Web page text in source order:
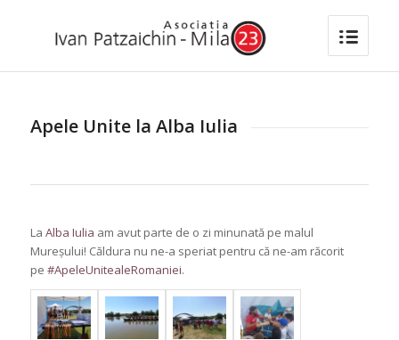
Apele Unite la Alba Iulia
La Alba Iulia am avut parte de o zi minunată pe malul
Mureșului! Căldura nu ne-a speriat pentru că ne-am răcorit
pe #ApeleUnitealeRomaniei.